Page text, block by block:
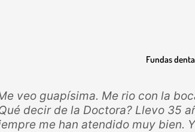
Fundas
veo guapísima. Me rio con la
decir de la Doctora? Llevo 35
me han atendido muy bien.